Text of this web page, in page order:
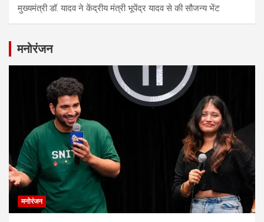
मुख्यमंत्री डॉ. यादव ने केंद्रीय मंत्री भूपेंद्र यादव से की सौजन्य भेंट
मनोरंजन
मनोरंजन